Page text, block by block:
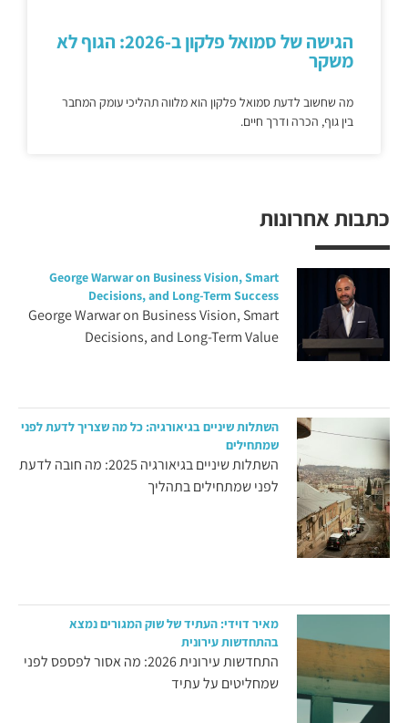
כתבות אחרונות
George Warwar on Business Vision, Smart
Decisions, and Long-Term Success
George Warwar on Business Vision, Smart
Decisions, and Long-Term Value
השתלות שיניים בגיאורגיה: כל מה שצריך לדעת לפני
שמתחילים
השתלות שיניים בגיאורגיה 2025: מה חובה לדעת
לפני שמתחילים בתהליך
מאיר דוידי: העתיד של שוק המגורים נמצא
בהתחדשות עירונית
התחדשות עירונית 2026: מה אסור לפספס לפני
שמחליטים על עתיד
הגישה של סמואל פלקון ב-2026: הגוף לא
משקר
מה שחשוב לדעת סמואל פלקון הוא מלווה תהליכי עומק המחבר
בין גוף, הכרה ודרך חיים.